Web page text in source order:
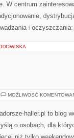
W centrum
i
MOŻLIWOŚĆ
haller.pl to blog
o osobach, dla